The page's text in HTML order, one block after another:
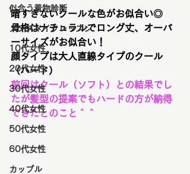
似合う着物診断
メンズメイクレッスン
10代女性
20代女性
30代女性
40代女性
50代女性
60代女性
カップル
暗すぎないクールな色がお似合い◎
骨格はナチュラルでロング丈、オーバ
ーサイズがお似合い！
顔タイプは大人直線タイプのクール
（ハード）
前回はクール（ソフト）との結果でし
たが髪型の提案でもハードの方が納得
できたとのこと＾＾